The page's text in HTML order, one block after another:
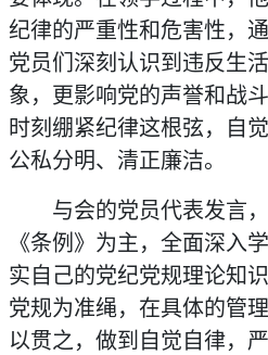
纪律的严重性和危害性，
党员们深刻认识到违反生
象，更影响党的声誉和战
时刻绷紧纪律这根弦，自
公私分明、清正廉洁。
与会的党员代表发言
《条例》为主，全面深入
实自己的党纪党规理论知
党规为准绳，在具体的管
以贯之，做到自觉自律，严